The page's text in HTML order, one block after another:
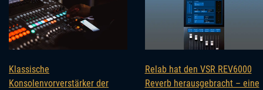
Klassische
Konsolenvorverstärker der
Relab hat den VSR REV6000
Reverb herausgebracht – eine